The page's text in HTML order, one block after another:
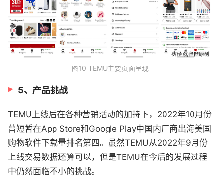
图10 TEMU主要页面呈现
5、产品挑战
TEMU上线后在各种营销活动的加持下，2022年10月份
曾短暂在App Store和Google Play中国内厂商出海美国
购物软件下载量排名第四。虽然TEMU从2022年9月份
上线交易数据还算可以，但是TEMU在今后的发展过程
中仍然面临不小的挑战。